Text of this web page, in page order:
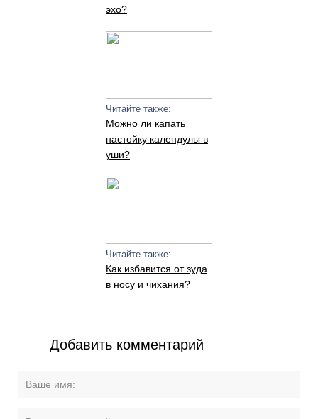
эхо?
Читайте также:
Можно ли капать
настойку календулы в
уши?
Читайте также:
Как избавится от зуда
в носу и чихания?
Добавить комментарий